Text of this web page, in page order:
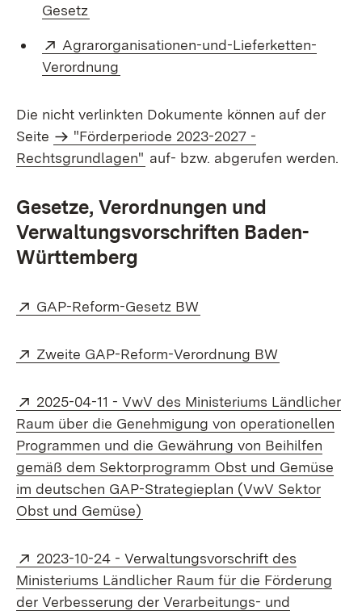
Gesetz
Extern:
Agrarorganisationen-und-Lieferketten-
Verordnung
Die nicht verlinkten Dokumente können auf der
Seite
"Förderperiode 2023-2027 -
Rechtsgrundlagen" auf- bzw. abgerufen werden.
Gesetze, Verordnungen und
Verwaltungsvorschriften Baden-
Württemberg
Extern:
GAP-Reform-Gesetz BW
Extern:
Zweite GAP-Reform-Verordnung BW
Extern:
2025-04-11 - VwV des Ministeriums Ländlicher
Raum über die Genehmigung von operationellen
Programmen und die Gewährung von Beihilfen
gemäß dem Sektorprogramm Obst und Gemüse
im deutschen GAP-Strategieplan (VwV Sektor
Obst und Gemüse)
Extern:
2023-10-24 - Verwaltungsvorschrift des
Ministeriums Ländlicher Raum für die Förderung
der Verbesserung der Verarbeitungs- und